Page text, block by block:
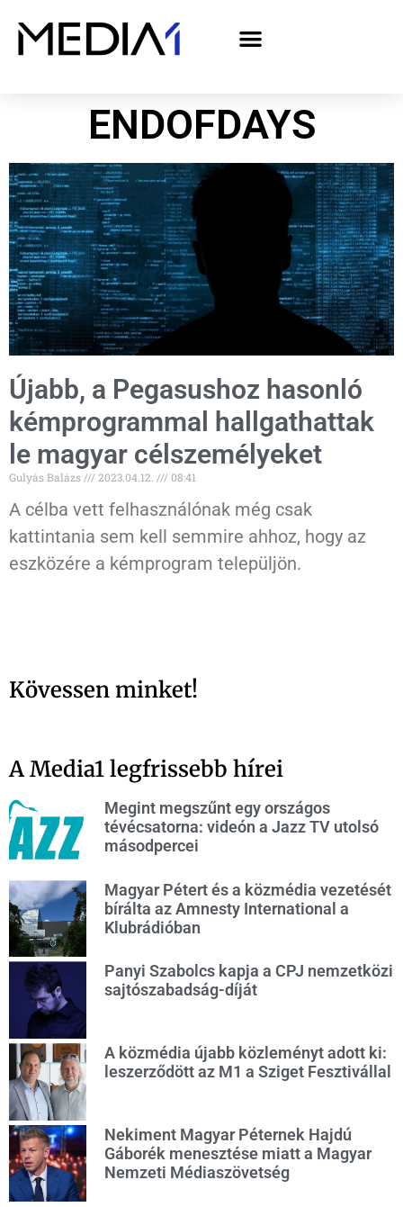
ENDOFDAYS
Újabb, a Pegasushoz hasonló
kémprogrammal hallgathattak
le magyar célszemélyeket
Gulyás Balázs 2023.04.12. 08:41
A célba vett felhasználónak még csak
kattintania sem kell semmire ahhoz, hogy az
eszközére a kémprogram települjön.
Kövessen minket!
A Media1 legfrissebb hírei
Megint megszűnt egy országos
tévécsatorna: videón a Jazz TV utolsó
másodpercei
Magyar Pétert és a közmédia vezetését
bírálta az Amnesty International a
Klubrádióban
Panyi Szabolcs kapja a CPJ nemzetközi
sajtószabadság-díját
A közmédia újabb közleményt adott ki:
leszerződött az M1 a Sziget Fesztivállal
Nekiment Magyar Péternek Hajdú
Gáborék menesztése miatt a Magyar
Nemzeti Médiaszövetség